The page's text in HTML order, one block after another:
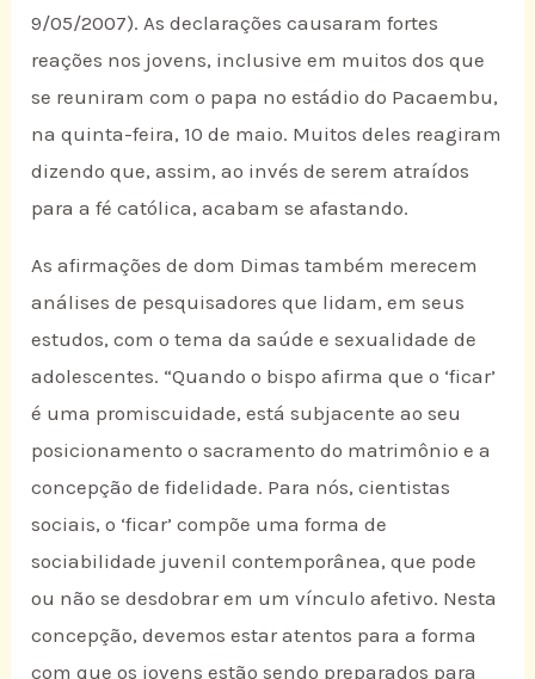
9/05/2007). As declarações causaram fortes
reações nos jovens, inclusive em muitos dos que
se reuniram com o papa no estádio do Pacaembu,
na quinta-feira, 10 de maio. Muitos deles reagiram
dizendo que, assim, ao invés de serem atraídos
para a fé católica, acabam se afastando.
As afirmações de dom Dimas também merecem
análises de pesquisadores que lidam, em seus
estudos, com o tema da saúde e sexualidade de
adolescentes. “Quando o bispo afirma que o ‘ficar’
é uma promiscuidade, está subjacente ao seu
posicionamento o sacramento do matrimônio e a
concepção de fidelidade. Para nós, cientistas
sociais, o ‘ficar’ compõe uma forma de
sociabilidade juvenil contemporânea, que pode
ou não se desdobrar em um vínculo afetivo. Nesta
concepção, devemos estar atentos para a forma
com que os jovens estão sendo preparados para